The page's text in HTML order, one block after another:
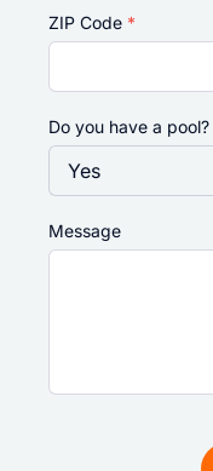
ZIP Code *
Do you have a pool?
Message